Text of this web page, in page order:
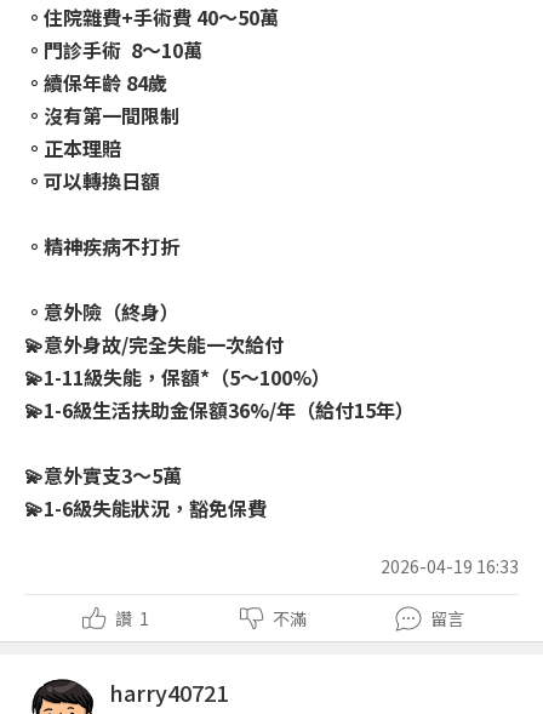
。住院雜費+手術費 40～50萬
。門診手術 8～10萬
。續保年齡 84歲
。沒有第一間限制
。正本理賠
。可以轉換日額
。精神疾病不打折
。意外險（終身）
💫意外身故/完全失能一次給付
💫1-11級失能，保額*（5～100%）
💫1-6級生活扶助金保額36%/年（給付15年）
💫意外實支3～5萬
💫1-6級失能狀況，豁免保費
2026-04-19 16:33
讚 1 不滿 留言
harry40721